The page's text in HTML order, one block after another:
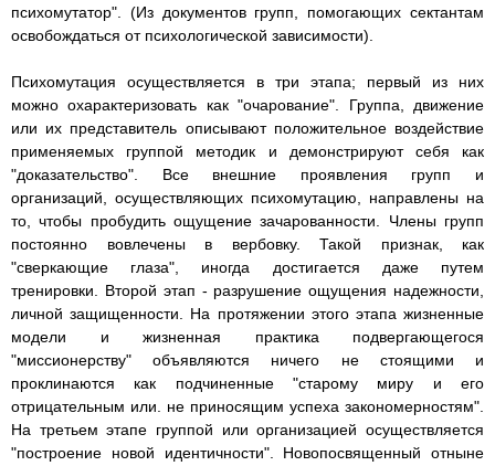
психомутатор". (Из документов групп, помогающих сектантам
освобождаться от психологической зависимости).
Психомутация осуществляется в три этапа; первый из них
можно охарактеризовать как "очарование". Группа, движение
или их представитель описывают положительное воздействие
применяемых группой методик и демонстрируют себя как
"доказательство". Все внешние проявления групп и
организаций, осуществляющих психомутацию, направлены на
то, чтобы пробудить ощущение зачарованности. Члены групп
постоянно вовлечены в вербовку. Такой признак, как
"сверкающие глаза", иногда достигается даже путем
тренировки. Второй этап - разрушение ощущения надежности,
личной защищенности. На протяжении этого этапа жизненные
модели и жизненная практика подвергающегося
"миссионерству" объявляются ничего не стоящими и
проклинаются как подчиненные "старому миру и его
отрицательным или. не приносящим успеха закономерностям".
На третьем этапе группой или организацией осуществляется
"построение новой идентичности". Новопосвященный отныне